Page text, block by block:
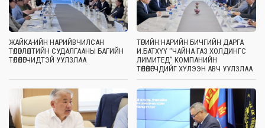
ЖАЙКА-ИЙН НАРИЙВЧИЛСАН
ТӨЛӨВЛӨЛТИЙН СУДАЛГААНЫ БАГИЙН
ТӨЛӨӨЛӨГЧИДТЭЙ УУЛЗЛАА
ТӨРИЙН НАРИЙН БИЧГИЙН ДАРГА
И.БАТХҮҮ “ЧАЙНА ГАЗ ХОЛДИНГС
ЛИМИТЕД” КОМПАНИЙН
ТӨЛӨӨЛӨГЧДИЙГ ХҮЛЭЭН АВЧ УУЛЗЛАА